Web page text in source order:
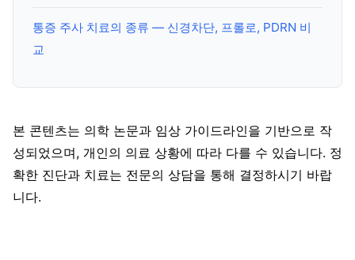
통증 주사 치료의 종류 — 신경차단, 프롤로, PDRN 비
교
본 콘텐츠는 의학 논문과 임상 가이드라인을 기반으로 작
성되었으며, 개인의 의료 상황에 따라 다를 수 있습니다. 정
확한 진단과 치료는 전문의 상담을 통해 결정하시기 바랍
니다.